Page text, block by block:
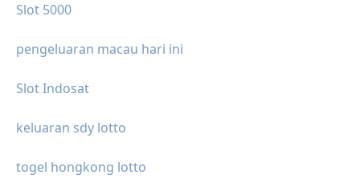
Slot 5000
pengeluaran macau hari ini
Slot Indosat
keluaran sdy lotto
togel hongkong lotto